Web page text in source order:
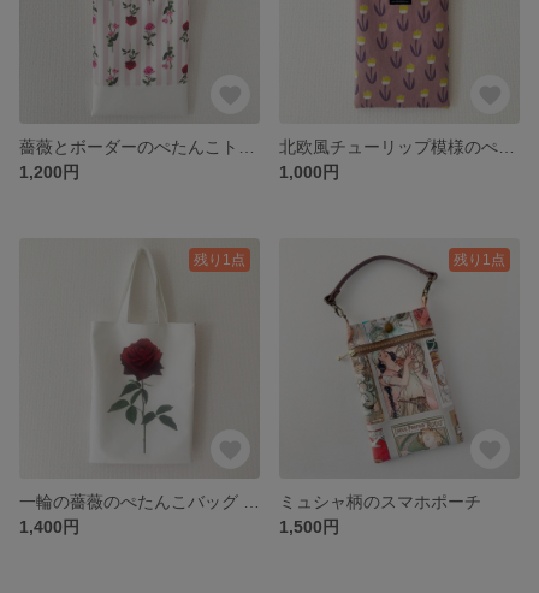
1,200円
1,000円
残り1点
1,400円
残り1点
ミュシャ柄のスマホポーチ
1,500円